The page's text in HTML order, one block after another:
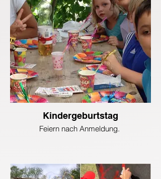
Kindergeburtstag
Feiern nach Anmeldung.